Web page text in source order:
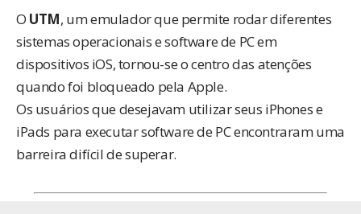
O UTM, um emulador que permite rodar diferentes
sistemas operacionais e software de PC em
dispositivos iOS, tornou-se o centro das atenções
quando foi bloqueado pela Apple.
Os usuários que desejavam utilizar seus iPhones e
iPads para executar software de PC encontraram uma
barreira difícil de superar.